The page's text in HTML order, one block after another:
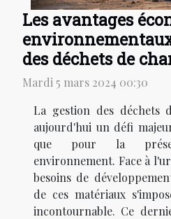
Les avantages
des déchets de
Mardi 5 mars 2024 00:30
La gestion des déchets
aujourd'hui un défi
que pour la
environnement. Face à
besoins de
de ces matériaux
incontournable. Ce